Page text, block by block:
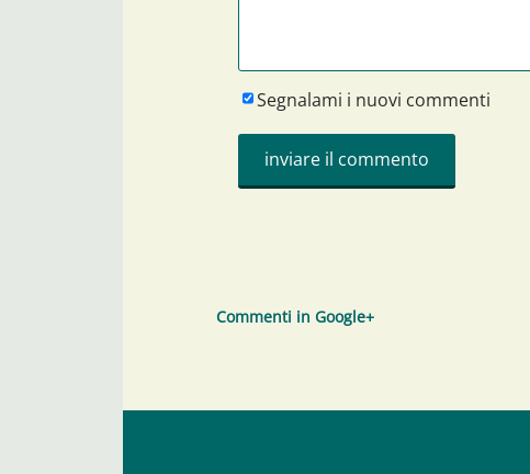
Segnalami i nuovi commenti
Commenti in Google+